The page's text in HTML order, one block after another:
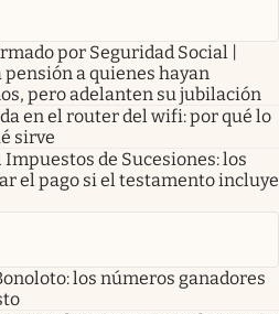
por Seguridad Social |
pensión a quienes hayan
pero adelanten su jubilación
en el router del wifi: por qué lo
sirve
Impuestos de Sucesiones: los
el pago si el testamento incluye
los números ganadores